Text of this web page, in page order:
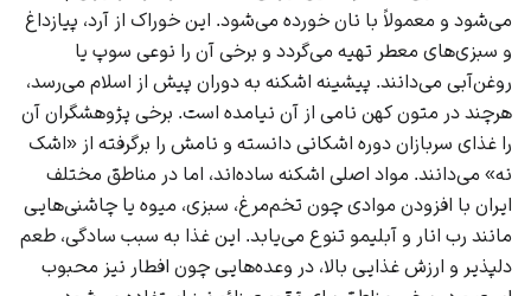
می‌شود و معمولاً با نان خورده می‌شود. این خوراک از آرد، پیازداغ
و سبزی‌های معطر تهیه می‌گردد و برخی آن را نوعی سوپ یا
روغن‌آبی می‌دانند. پیشینه اشکنه به دوران پیش از اسلام می‌رسد،
هرچند در متون کهن نامی از آن نیامده است. برخی پژوهشگران آن
را غذای سربازان دوره اشکانی دانسته و نامش را برگرفته از «اشک
نه» می‌دانند. مواد اصلی اشکنه ساده‌اند، اما در مناطق مختلف
ایران با افزودن موادی چون تخم‌مرغ، سبزی، میوه یا چاشنی‌هایی
مانند رب انار و آبلیمو تنوع می‌یابد. این غذا به سبب سادگی، طعم
دلپذیر و ارزش غذایی بالا، در وعده‌هایی چون افطار نیز محبوب